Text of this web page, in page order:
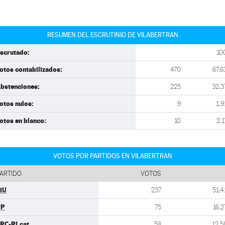
RESUMEN DEL ESCRUTINIO DE VILABERTRAN
contabilizados: 470
225
nulos: 9
en blanco: 10
VOTOS POR PARTIDOS EN VILABERTRAN
VOTOS
237
75